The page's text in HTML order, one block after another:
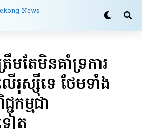
តែមិនគាំទ្រការ
ើរុស្ស៊ីទេ ថែមទាំង
ជកម្មជា